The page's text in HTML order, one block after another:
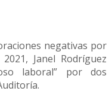
negativas por
Janel Rodríguez
laboral” por dos